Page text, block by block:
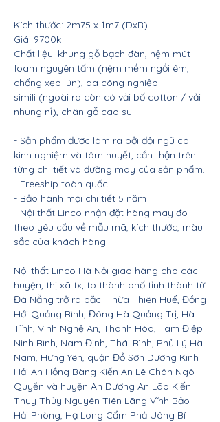
Kích thước: 2m75 x 1m7 (DxR)
Giá: 9700k
Chất liệu: khung gỗ bạch đàn, nệm mút
foam nguyên tấm (nệm mềm ngồi êm,
chống xẹp lún), da công nghiệp
simili (ngoài ra còn có vải bố cotton / vải
nhung nỉ), chân gỗ cao su.
- Sản phẩm được làm ra bởi đội ngũ có
kinh nghiệm và tâm huyết, cẩn thận trên
từng chi tiết và đường may của sản phẩm.
- Freeship toàn quốc
- Bảo hành mọi chi tiết 5 năm
- Nội thất Linco nhận đặt hàng may đo
theo yêu cầu về mẫu mã, kích thước, màu
sắc của khách hàng
Nội thất Linco Hà Nội giao hàng cho các
huyện, thị xã tx, tp thành phố tỉnh thành từ
Đà Nẵng trở ra bắc: Thừa Thiên Huế, Đồng
Hới Quảng Bình, Đông Hà Quảng Trị, Hà
Tĩnh, Vinh Nghệ An, Thanh Hóa, Tam Điệp
Ninh Bình, Nam Định, Thái Bình, Phủ Lý Hà
Nam, Hưng Yên, quận Đồ Sơn Dương Kinh
Hải An Hồng Bàng Kiến An Lê Chân Ngô
Quyền và huyện An Dương An Lão Kiến
Thụy Thủy Nguyên Tiên Lãng Vĩnh Bảo
Hải Phòng, Hạ Long Cẩm Phả Uông Bí